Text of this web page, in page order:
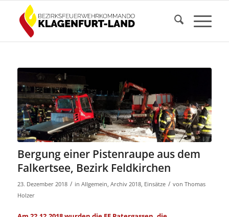
Bergung einer Pistenraupe aus dem
Falkertsee, Bezirk Feldkirchen
23. Dezember 2018 / in Allgemein Archiv 2018, Einsätze / von Thomas
Holzer